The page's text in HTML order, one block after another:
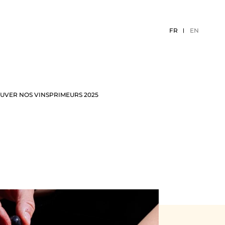
NOS VINSPRIMEURS 2025
FR EN